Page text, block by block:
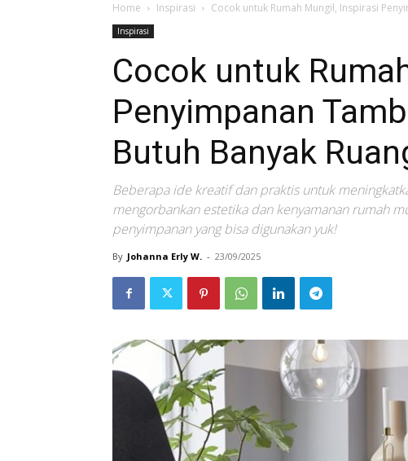
Home Inspirasi Cocok untuk Rumah Mungil, Inspirasi
Inspirasi
Cocok untuk
Penyimpanan
Butuh Banyak
Beberapa ide kreatif dan praktis untuk
mengorbankan estetika dan kenyamanan rumah
penyimpanan yang bisa digunakan yuk!
By Johanna Erly W. - 23/09/2025